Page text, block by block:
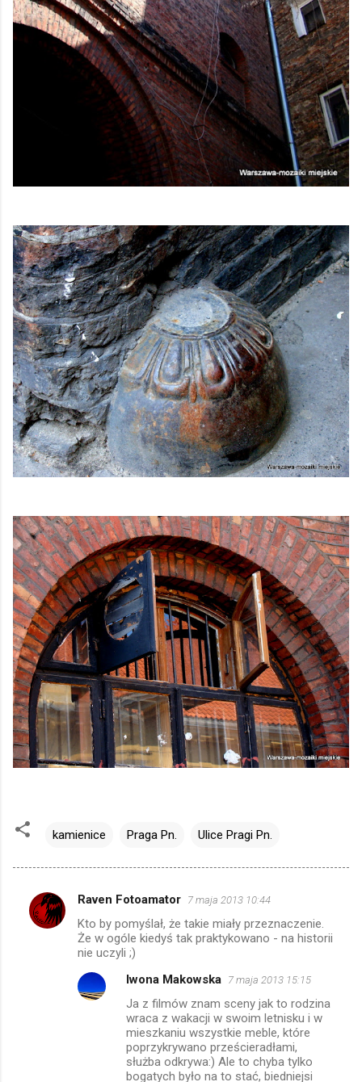
kamienice Praga Pn. Ulice Pragi Pn.
K
o
Raven Fotoamator 7 maja 2013 10:44
Kto by pomyślał, że takie miały przeznaczenie.
Że w ogóle kiedyś tak praktykowano - na historii
nie uczyli ;)
Iwona Makowska 7 maja 2013 15:15
Ja z filmów znam sceny jak to rodzina
wraca z wakacji w swoim letnisku i w
mieszkaniu wszystkie meble, które
poprzykrywano prześcieradłami,
służba odkrywa:) Ale to chyba tylko
bogatych było na to stać, biedniejsi